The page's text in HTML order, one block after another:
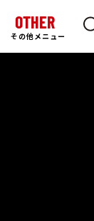
OTHER
その他メニュー